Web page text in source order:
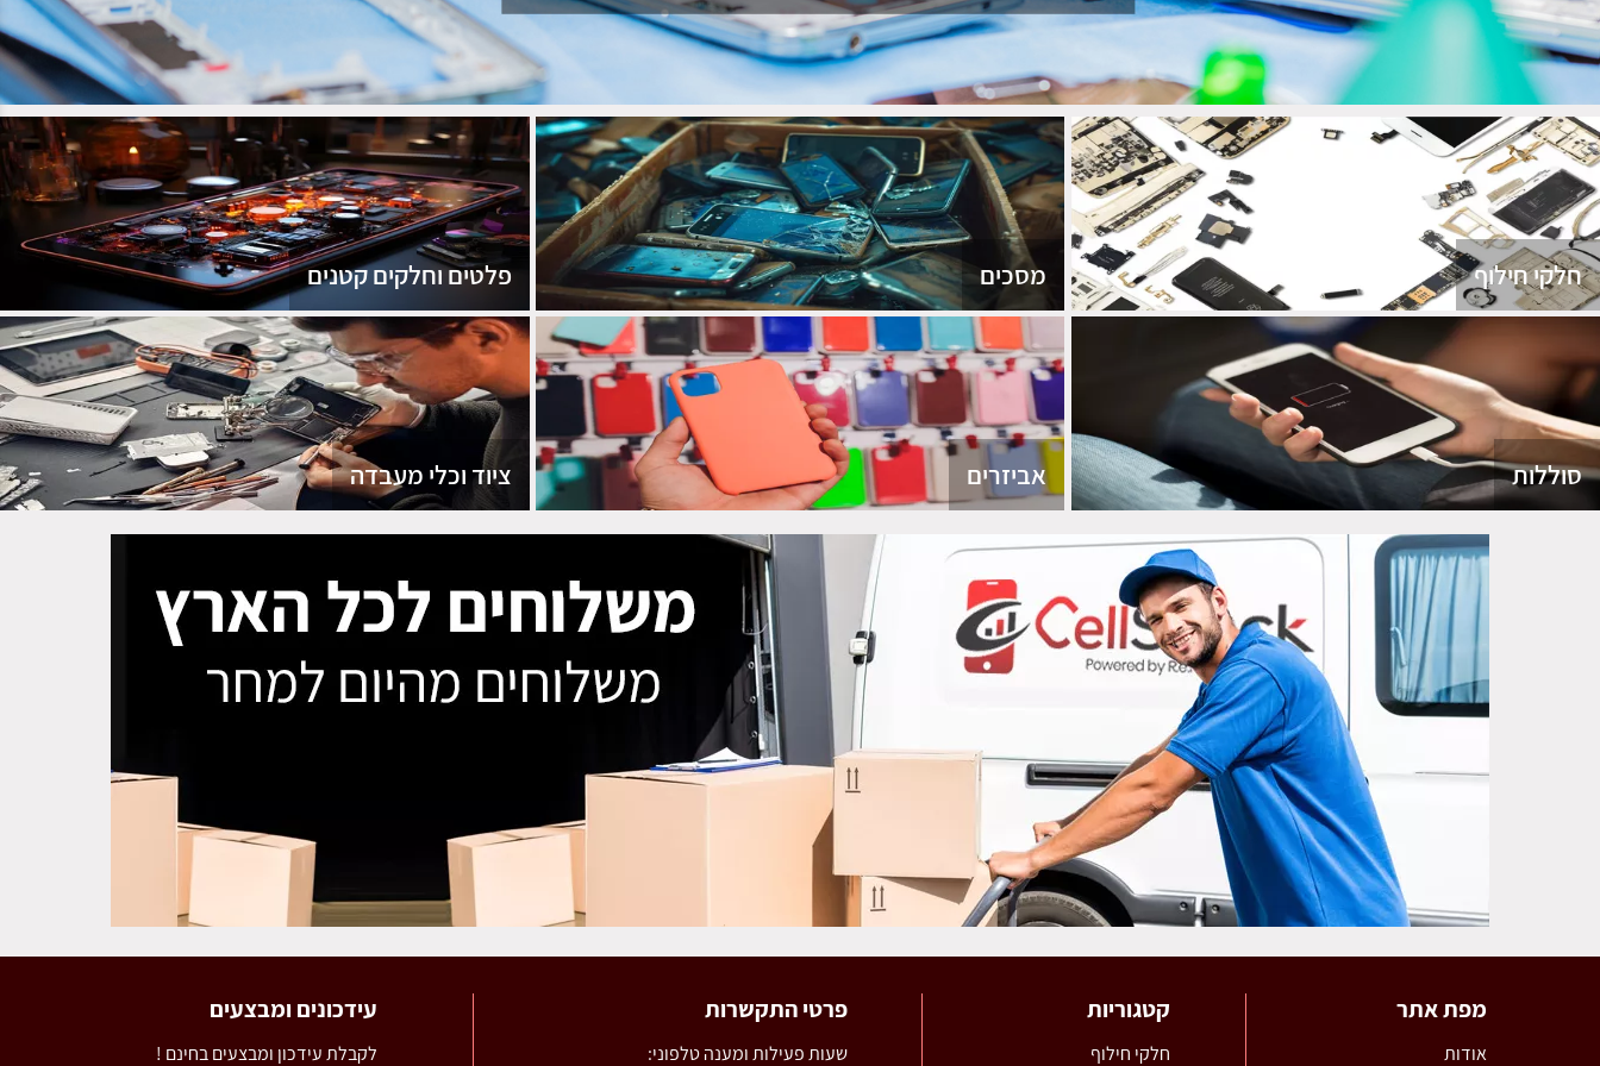
חלקי חילוף מסכים פלטים וחלקים קטנים
סוללות אביזרים ציוד וכלי מעבדה
מפת אתר
אודות
קטגוריות
חלקי חילוף
פרטי התקשרות
שעות פעילות ומענה טלפוני:
עידכונים ומבצעים
לקבלת עידכון ומבצעים בחינם !